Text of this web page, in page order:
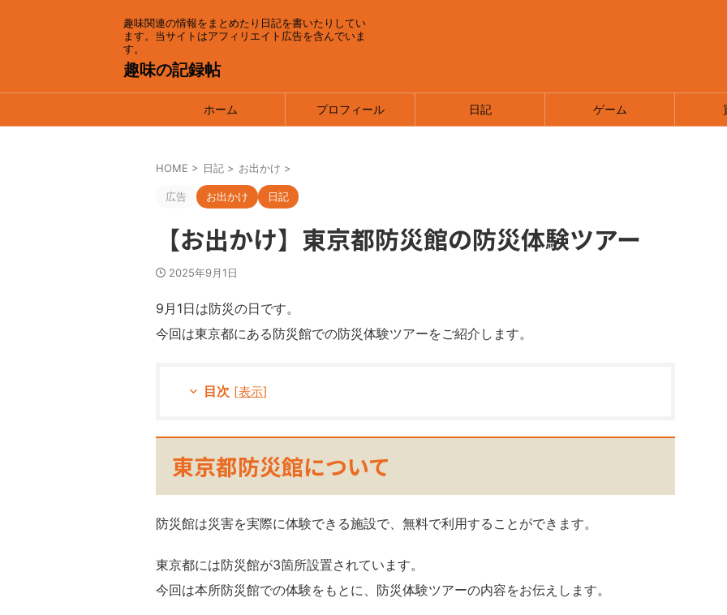
趣味関連の情報をまとめたり日記を書いたりしてい
ます。当サイトはアフィリエイト広告を含んでいま
す。
趣味の記録帖
ホーム プロフィール 日記 ゲーム
HOME > 日記 > お出かけ >
広告 お出かけ 日記
【お出かけ】東京都防災館の防災体験ツアー
2025年9月1日
9月1日は防災の日です。
今回は東京都にある防災館での防災体験ツアーをご紹介します。
目次 [表示]
東京都防災館について
防災館は災害を実際に体験できる施設で、無料で利用することができます。
東京都には防災館が3箇所設置されています。
今回は本所防災館での体験をもとに、防災体験ツアーの内容をお伝えします。